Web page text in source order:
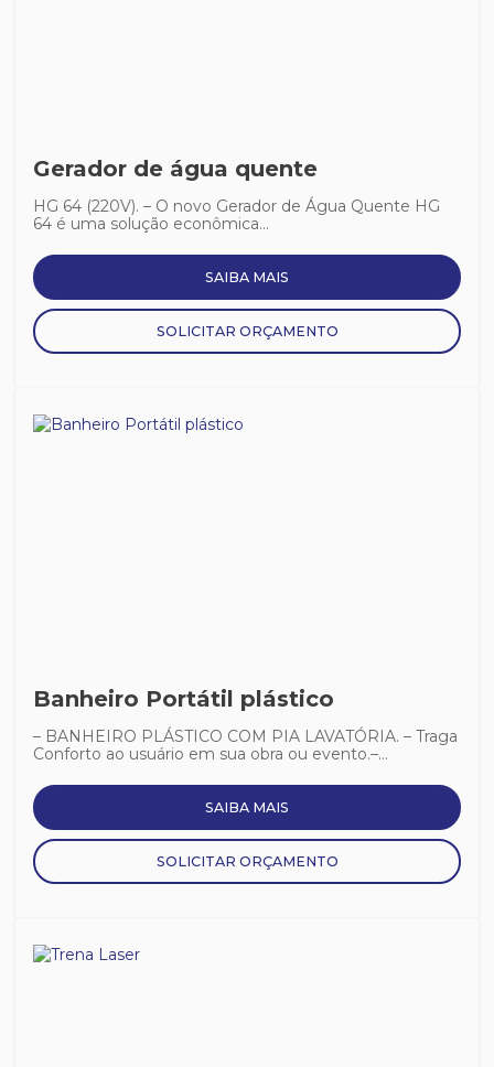
Gerador de água quente
HG 64 (220V). – O novo Gerador de Água Quente HG
64 é uma solução econômica...
SAIBA MAIS
SOLICITAR ORÇAMENTO
Banheiro Portátil plástico
– BANHEIRO PLÁSTICO COM PIA LAVATÓRIA. – Traga
Conforto ao usuário em sua obra ou evento.–...
SAIBA MAIS
SOLICITAR ORÇAMENTO